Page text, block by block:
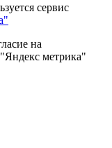
сервис
на
метрика"